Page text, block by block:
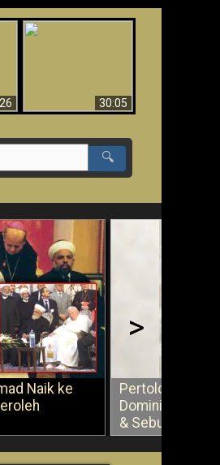
30:05
🔍
Naik ke
Pertolongan
Dominikus
& Sebuah Saran
>